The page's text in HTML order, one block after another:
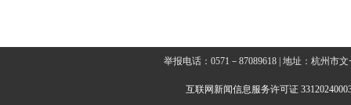
举报电话：0571－87089618 | 地址：杭州市
互联网新闻信息服务许可证